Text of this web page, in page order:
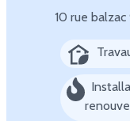
10 rue balzac